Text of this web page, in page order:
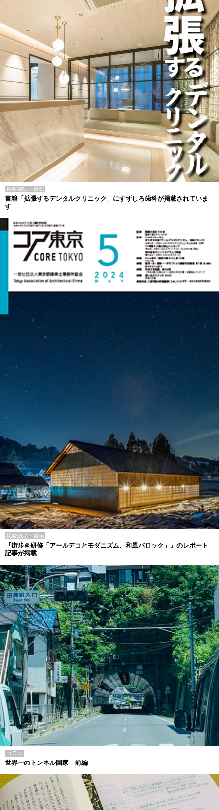
掲載雑誌・書籍
書籍「拡張するデンタルクリニック」にすずしろ歯科が掲載されていま
す
掲載雑誌・書籍
『街歩き研修「アールデコとモダニズム、和風バロック」』のレポート
記事が掲載
コラム
世界一のトンネル国家 前編